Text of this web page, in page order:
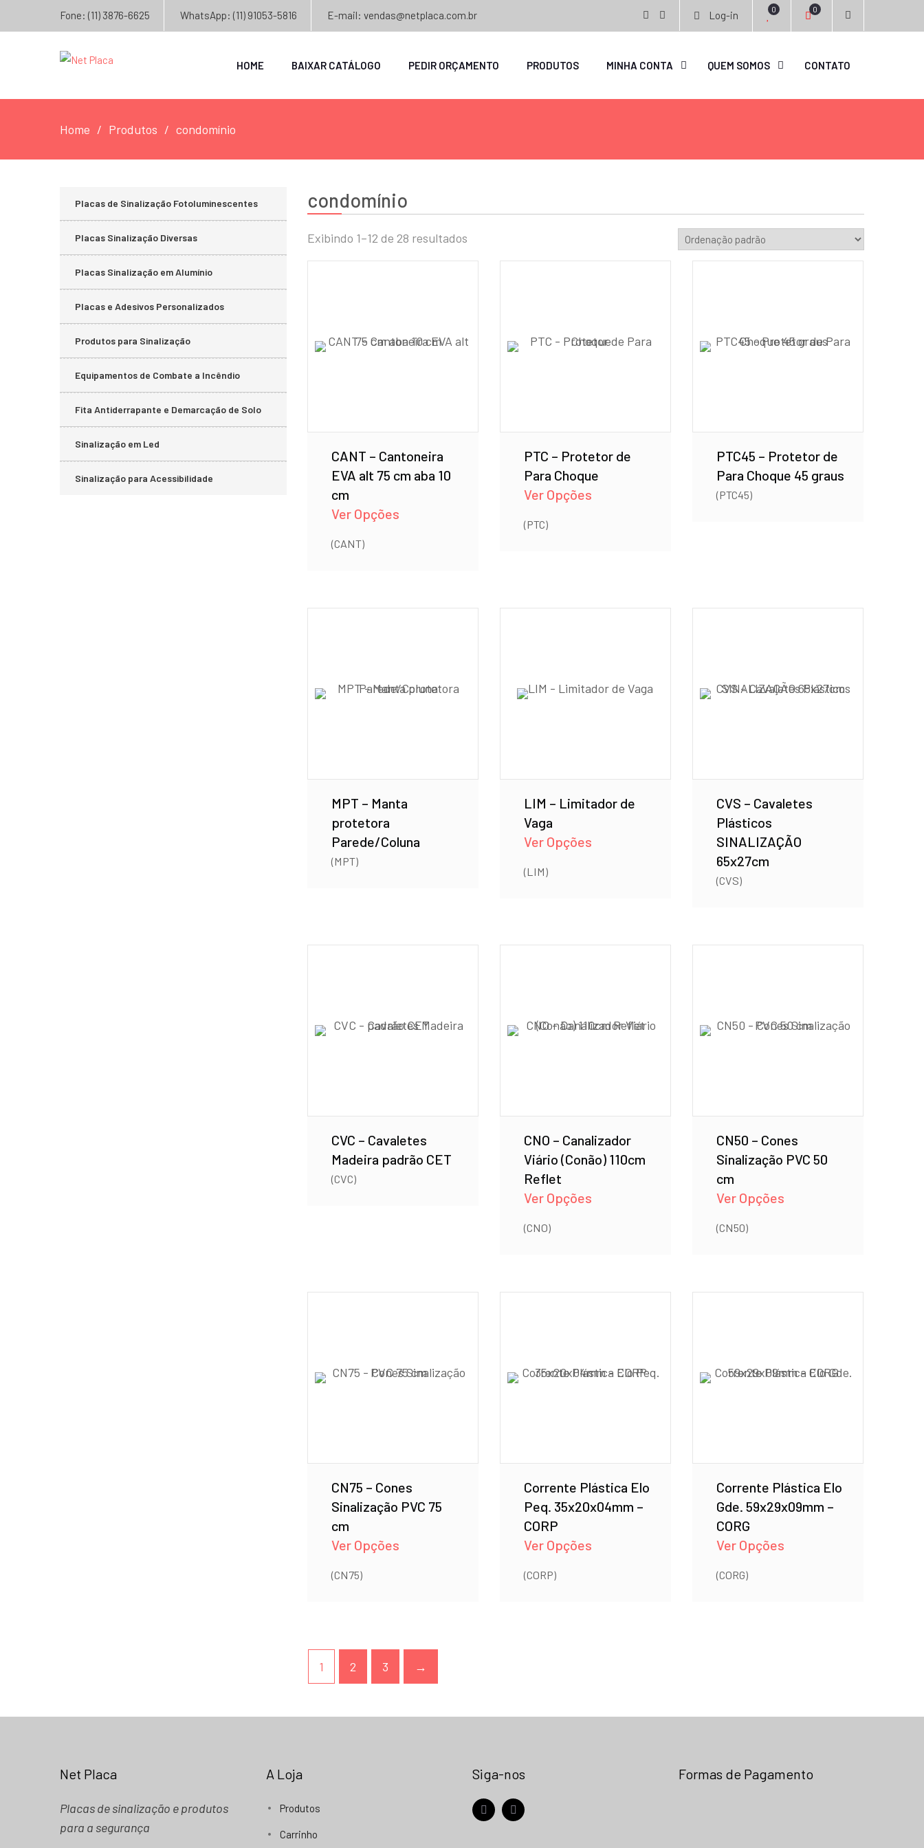
Fone: (11) 3876-6625 WhatsApp: (11) 91053-5816 E-mail: vendas@netplaca.com.br Log-in 0 0
HOME BAIXAR CATÁLOGO PEDIR ORÇAMENTO PRODUTOS MINHA CONTA QUEM SOMOS CONTATO
Home Produtos condomínio
condomínio
Exibindo 1–12 de 28 resultados
CANT – Cantoneira
EVA alt 75 cm aba 10
cm
Ver Opções
(CANT)
PTC – Protetor de
Para Choque
Ver Opções
(PTC)
PTC45 – Protetor de
Para Choque 45 graus
(PTC45)
MPT – Manta
protetora
Parede/Coluna
(MPT)
LIM – Limitador de
Vaga
Ver Opções
(LIM)
CVS – Cavaletes
Plásticos
SINALIZAÇÃO
65x27cm
(CVS)
CVC – Cavaletes
Madeira padrão CET
(CVC)
CNO – Canalizador
Viário (Conão) 110cm
Reflet
Ver Opções
(CNO)
CN50 – Cones
Sinalização PVC 50
cm
Ver Opções
(CN50)
CN75 – Cones
Sinalização PVC 75
cm
Ver Opções
(CN75)
Corrente Plástica Elo
Peq. 35x20x04mm –
CORP
Ver Opções
(CORP)
Corrente Plástica Elo
Gde. 59x29x09mm –
CORG
Ver Opções
(CORG)
1 2 3 →
Placas de Sinalização Fotoluminescentes
Placas Sinalização Diversas
Placas Sinalização em Alumínio
Placas e Adesivos Personalizados
Produtos para Sinalização
Equipamentos de Combate a Incêndio
Fita Antiderrapante e Demarcação de Solo
Sinalização em Led
Sinalização para Acessibilidade
Net Placa
Placas de sinalização e produtos
para a segurança
A Loja
Produtos
Carrinho
Siga-nos Formas de Pagamento